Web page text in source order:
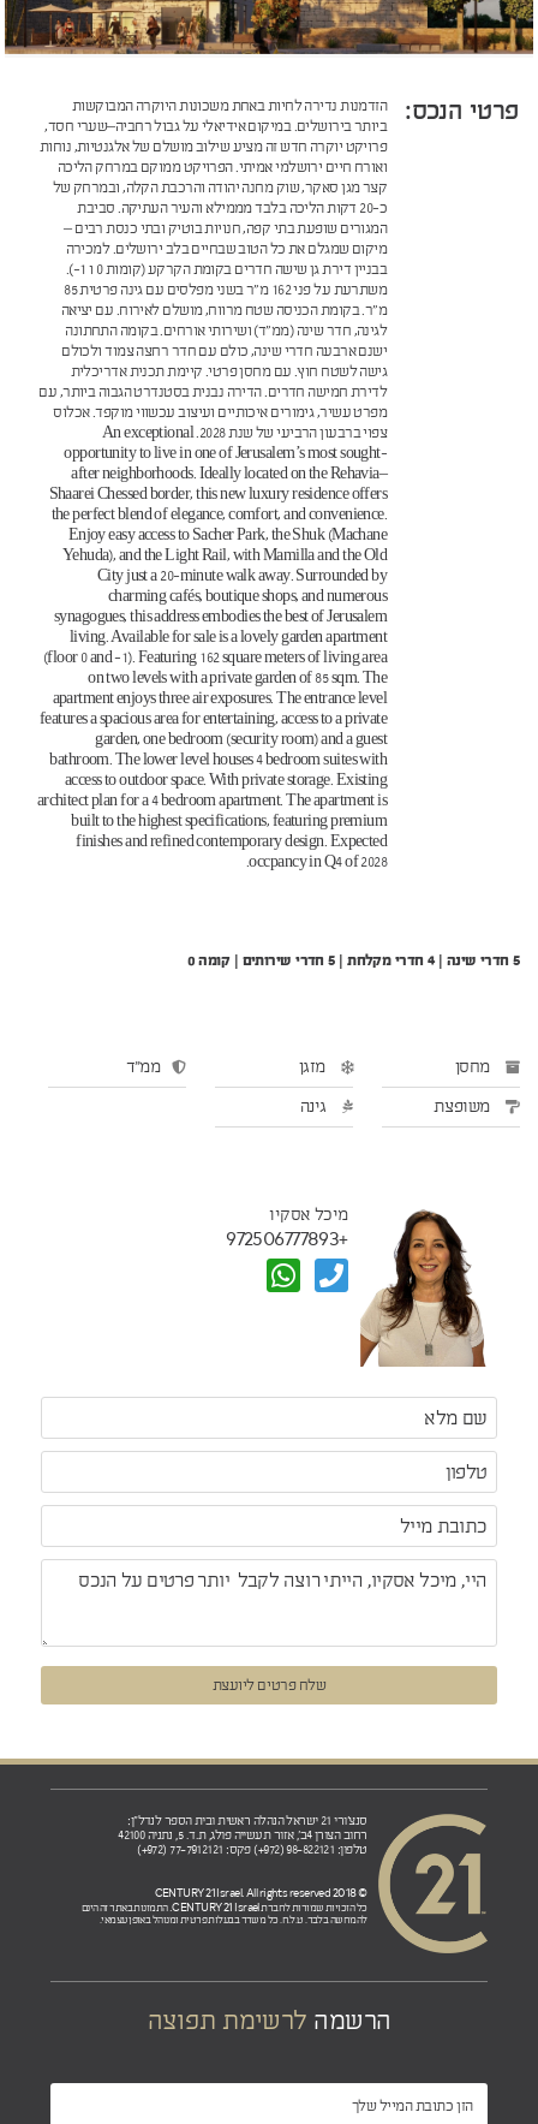
פרטי הנכס:
הזדמנות נדירה לחיות באחת משכונות היוקרה המבוקשות
ביותר בירושלים. במיקום אידיאלי על גבול רחביה–שערי חסד,
פרויקט יוקרה חדש זה מציע שילוב מושלם של אלגנטיות, נוחות
ואורח חיים ירושלמי אמיתי. הפרויקט ממוקם במרחק הליכה
קצר מגן סאקר, שוק מחנה יהודה והרכבת הקלה, ובמרחק של
כ-20 דקות הליכה בלבד מממילא והעיר העתיקה. סביבת
המגורים שופעת בתי קפה, חנויות בוטיק ובתי כנסת רבים –
מיקום שמגלם את כל הטוב שבחיים בלב ירושלים. למכירה
בבניין דירת גן שישה חדרים בקומת הקרקע (קומות 0 ו 1-).
משתרעת על פני 162 מ"ר בשני מפלסים עם גינה פרטית 85
מ"ר. בקומת הכניסה שטח מרווח, מושלם לאירוח. עם יציאה
לגינה, חדר שינה (ממ"ד) ושירותי אורחים. בקומה התחתונה
ישנם ארבעה חדרי שינה, כולם עם חדר רחצה צמוד ולכולם
גישה לשטח חוץ. עם מחסן פרטי. קיימת תכנית אדריכלית
לדירת חמישה חדרים. הדירה נבנית בסטנדרט הגבוה ביותר, עם
מפרט עשיר, גימורים איכותיים ועיצוב עכשווי מוקפד. אכלוס
צפוי ברבעון הרביעי של שנת 2028. An exceptional
opportunity to live in one of Jerusalem’s most sought-
after neighborhoods. Ideally located on the Rehavia–
Shaarei Chessed border, this new luxury residence offers
the perfect blend of elegance, comfort, and convenience.
Enjoy easy access to Sacher Park, the Shuk (Machane
Yehuda), and the Light Rail, with Mamilla and the Old
City just a 20-minute walk away. Surrounded by
charming cafés, boutique shops, and numerous
synagogues, this address embodies the best of Jerusalem
living. Available for sale is a lovely garden apartment
(floor 0 and -1). Featuring 162 square meters of living area
on two levels with a private garden of 85 sqm. The
apartment enjoys three air exposures. The entrance level
features a spacious area for entertaining, access to a private
garden, one bedroom (security room) and a guest
bathroom. The lower level houses 4 bedroom suites with
access to outdoor space. With private storage. Existing
architect plan for a 4 bedroom apartment. The apartment is
built to the highest specifications, featuring premium
finishes and refined contemporary design. Expected
occpancy in Q4 of 2028.
5 חדרי שינה | 4 חדרי מקלחת | 5 חדרי שירותים | קומה 0
מחסן מזגן
ממ"ד
משופצת
גינה
מיכל אסקיו
+972506777893
שלח פרטים ליועצת
סנצ'ורי 21 ישראל הנהלה ראשית ובית הספר לנדל"ן:
רחוב הצורן 4ב', אזור תעשייה פולג, ת.ד. 5, נתניה 42100
טלפון: 98-822121 (972+) פקס: 77-7912121 (972+)
© 2018 CENTURY 21 Israel. All rights reserved
כל הזכויות שמורות לחברתCENTURY 21 Israel. התמונות באתר זה הינם
להמחשה בלבד. ט.ל.ח. כל משרד בבעלות פרטית ומנוהל באופן עצמאי.
הרשמה לרשימת תפוצה